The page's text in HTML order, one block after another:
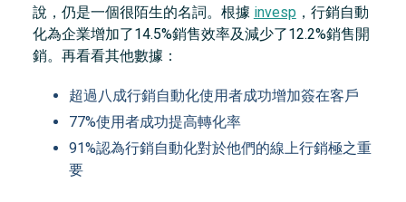
說，仍是一個很陌生的名詞。根據 invesp ，行銷自動
化為企業增加了14.5%銷售效率及減少了12.2%銷售開
銷。再看看其他數據：
超過八成行銷自動化使用者成功增加簽在客戶
77%使用者成功提高轉化率
91%認為行銷自動化對於他們的線上行銷極之重
要